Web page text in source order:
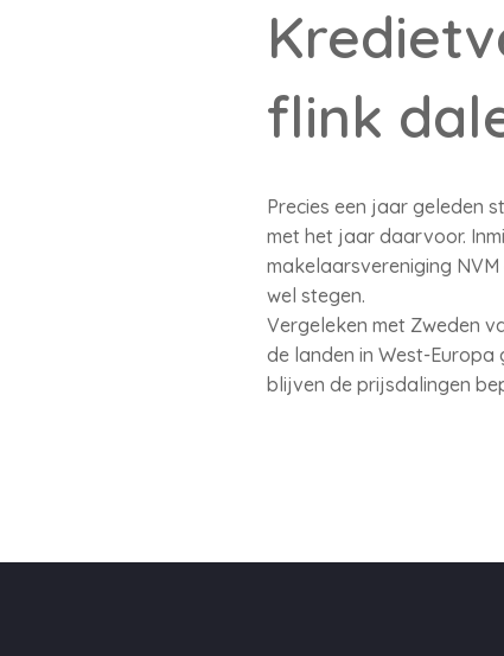
flink
Precies een jaar geleden
met het jaar daarvoor.
makelaarsvereniging
wel stegen.
Vergeleken met Zweden
de landen in West-
blijven de prijsdalingen